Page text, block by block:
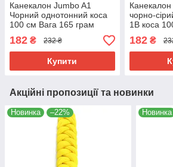
Канекалон Jumbo A1
Чорний однотонний коса
100 см Вага 165 грам
Термостійкий
182 ₴ 232 ₴
Купити
чорно-
1B коса
грам
182₴
Акційні пропозиції та новинки
Новинка –22% Новинка